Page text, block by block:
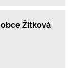
Žítková